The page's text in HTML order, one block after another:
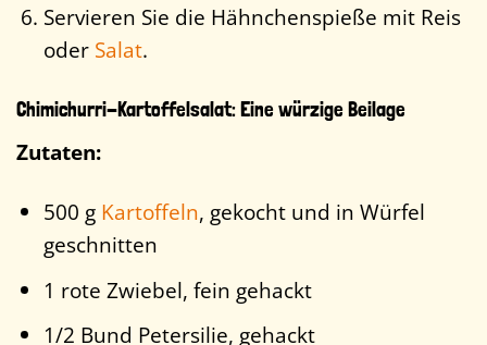
Servieren Sie die Hähnchenspieße mit Reis
oder Salat.
Chimichurri-Kartoffelsalat: Eine würzige Beilage
Zutaten:
500 g Kartoffeln, gekocht und in Würfel
geschnitten
1 rote Zwiebel, fein gehackt
1/2 Bund Petersilie, gehackt